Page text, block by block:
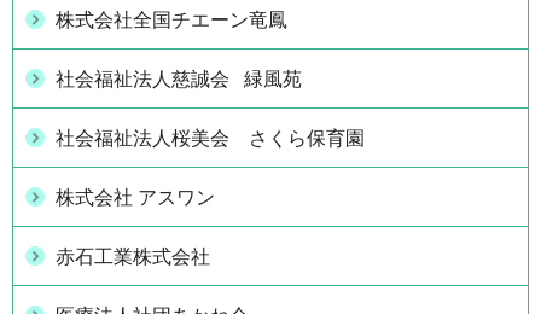
株式会社全国チエーン竜鳳
社会福祉法人慈誠会 緑風苑
社会福祉法人桜美会 さくら保育園
株式会社 アスワン
赤石工業株式会社